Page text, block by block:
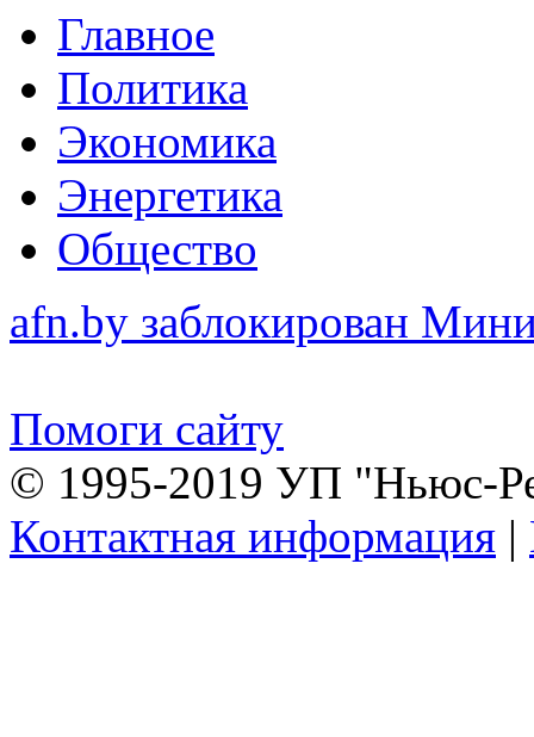
Главное
Политика
Экономика
Энергетика
Общество
afn.by заблокирован
Помоги сайту
© 1995-2019 УП "Ньюс-
Контактная информация |